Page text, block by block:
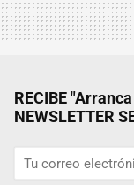
RECIBE
NEWSLETTER